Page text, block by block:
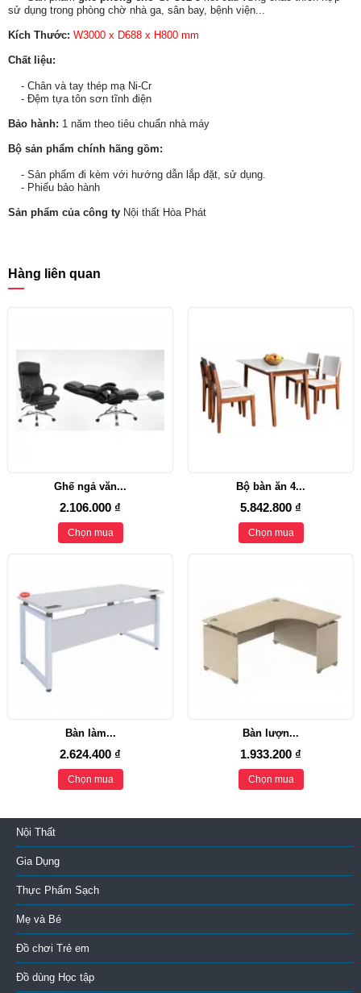
sử dụng trong phòng chờ nhà ga, sân bay, bệnh viện...
Kích Thước: W3000 x D688 x H800 mm
Chất liệu:
- Chân và tay thép mạ Ni-Cr
- Đệm tựa tôn sơn tĩnh điện
Bảo hành: 1 năm theo tiêu chuẩn nhà máy
Bộ sản phẩm chính hãng gồm:
- Sản phẩm đi kèm với hướng dẫn lắp đặt, sử dụng.
- Phiếu bảo hành
Sản phẩm của công ty Nội thất Hòa Phát
Hàng liên quan
Ghế ngả văn...
2.106.000 ₫
Chọn mua
Bộ bàn ăn 4...
5.842.800 ₫
Chọn mua
Bàn làm...
2.624.400 ₫
Chọn mua
Bàn lượn...
1.933.200 ₫
Chọn mua
Nội Thất
Gia Dụng
Thực Phẩm Sạch
Mẹ và Bé
Đồ chơi Trẻ em
Đồ dùng Học tập